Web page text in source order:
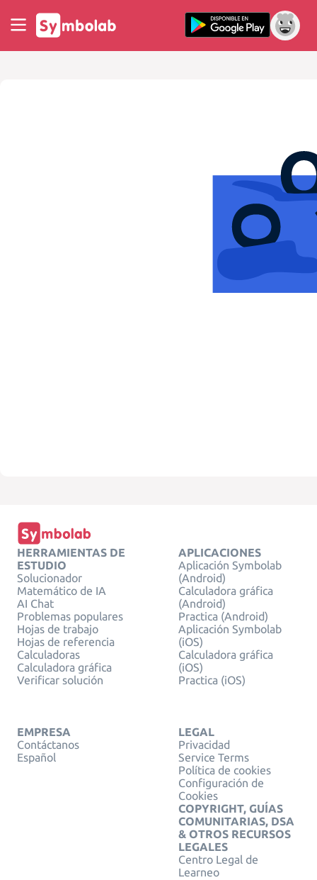
HERRAMIENTAS DE
ESTUDIO
Solucionador
Matemático de IA
AI Chat
Problemas populares
Hojas de trabajo
Hojas de referencia
Calculadoras
Calculadora gráfica
Verificar solución
APLICACIONES
Aplicación Symbolab
(Android)
Calculadora gráfica
(Android)
Practica (Android)
Aplicación Symbolab
(iOS)
Calculadora gráfica
(iOS)
Practica (iOS)
EMPRESA
Contáctanos
Español
LEGAL
Privacidad
Service Terms
Política de cookies
Configuración de
Cookies
COPYRIGHT, GUÍAS
COMUNITARIAS, DSA
& OTROS RECURSOS
LEGALES
Centro Legal de
Learneo